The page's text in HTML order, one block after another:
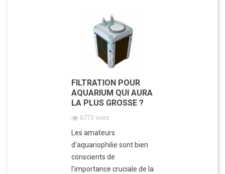
FILTRATION POUR
AQUARIUM QUI AURA
LA PLUS GROSSE ?
6773 vues
Les amateurs
d'aquariophilie sont bien
conscients de
l'importance cruciale de la